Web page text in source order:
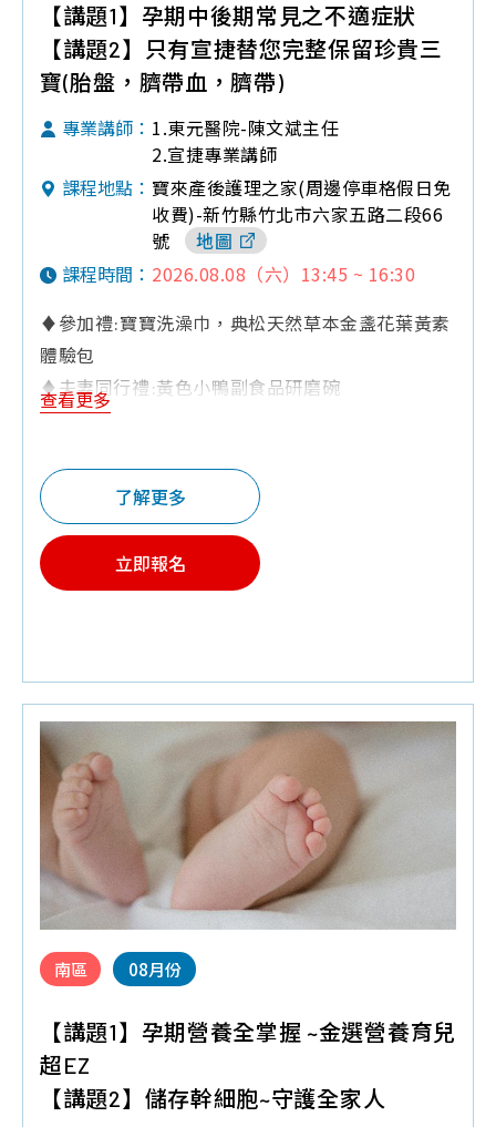
【講題1】孕期中後期常見之不適症狀
【講題2】只有宣捷替您完整保留珍貴三
寶(胎盤，臍帶血，臍帶)
專業講師： 1.東元醫院-陳文斌主任
2.宣捷專業講師
課程地點： 寶來產後護理之家(周邊停車格假日免
收費)-新竹縣竹北市六家五路二段66
號
地圖
課程時間： 2026.08.08（六）13:45 ~ 16:30
♦參加禮:寶寶洗澡巾，典松天然草本金盞花葉黃素
體驗包
♦夫妻同行禮:黃色小鴨副食品研磨碗
♦預約報名禮:嬰兒紗布衣
乾溼兩用紗布巾，攜帶型奶粉罐
♦溫馨提醒:為了維護上課品質，6歲以下孩童請勿
進入
♦溫馨提醒:請記得攜帶媽媽手冊領取
查看更多
了解更多
立即報名
南區 08月份
【講題1】孕期營養全掌握 ~金選營養育兒
超EZ
【講題2】儲存幹細胞~守護全家人
間
質
幹
胞
臍
帶
血
造
幹
胞
活
性
檢
測
報
告
產
品
題